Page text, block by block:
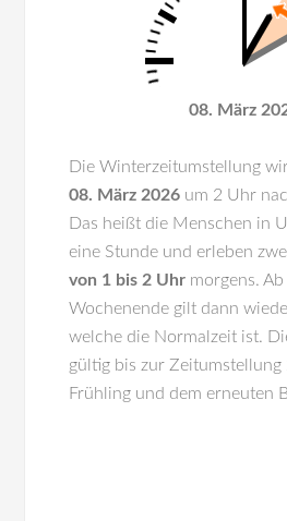
08. März
Die Winterzeitumstellung
08. März 2026 um 2 Uhr
Das heißt die Menschen in
eine Stunde und erleben
von 1 bis 2 Uhr morgens.
Wochenende gilt dann
welche die Normalzeit ist.
gültig bis zur
Frühling und dem erneuten